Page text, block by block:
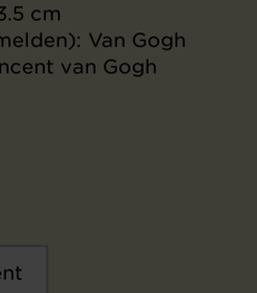
cm
Van Gogh
van Gogh